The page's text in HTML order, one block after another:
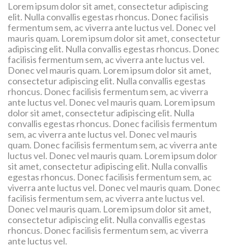
Lorem ipsum dolor sit amet, consectetur adipiscing
elit. Nulla convallis egestas rhoncus. Donec facilisis
fermentum sem, ac viverra ante luctus vel. Donec vel
mauris quam. Lorem ipsum dolor sit amet, consectetur
adipiscing elit. Nulla convallis egestas rhoncus. Donec
facilisis fermentum sem, ac viverra ante luctus vel.
Donec vel mauris quam. Lorem ipsum dolor sit amet,
consectetur adipiscing elit. Nulla convallis egestas
rhoncus. Donec facilisis fermentum sem, ac viverra
ante luctus vel. Donec vel mauris quam. Lorem ipsum
dolor sit amet, consectetur adipiscing elit. Nulla
convallis egestas rhoncus. Donec facilisis fermentum
sem, ac viverra ante luctus vel. Donec vel mauris
quam. Donec facilisis fermentum sem, ac viverra ante
luctus vel. Donec vel mauris quam. Lorem ipsum dolor
sit amet, consectetur adipiscing elit. Nulla convallis
egestas rhoncus. Donec facilisis fermentum sem, ac
viverra ante luctus vel. Donec vel mauris quam. Donec
facilisis fermentum sem, ac viverra ante luctus vel.
Donec vel mauris quam. Lorem ipsum dolor sit amet,
consectetur adipiscing elit. Nulla convallis egestas
rhoncus. Donec facilisis fermentum sem, ac viverra
ante luctus vel.